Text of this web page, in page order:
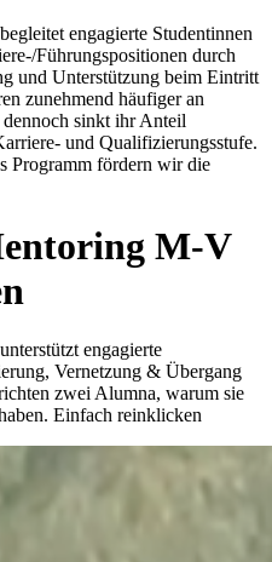
engagierte Studentinnen
Führungspositionen durch
und Unterstützung beim Eintritt
zunehmend häufiger an
dennoch sinkt ihr Anteil
und Qualifizierungsstufe.
Programm fördern wir die
M-V
engagierte
Vernetzung & Übergang
zwei Alumna, warum sie
Einfach reinklicken